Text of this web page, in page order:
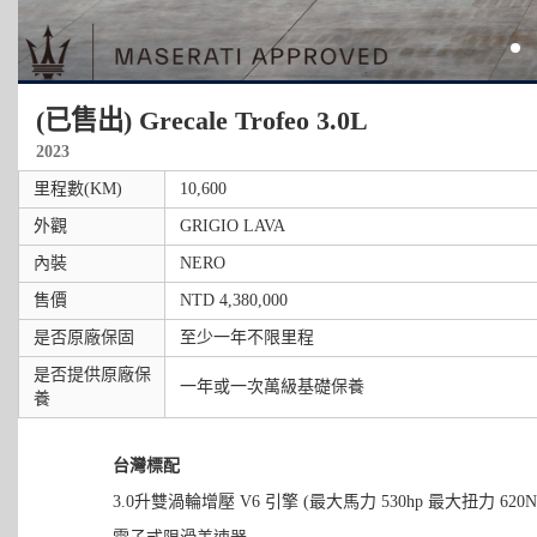
(已售出) Grecale Trofeo 3.0L​
2023
里程數(KM) 10,600
外觀 GRIGIO LAVA
內裝 NERO
售價 NTD 4,380,000
是否原廠保固 至少一年不限里程
是否提供原廠保
養
一年或一次萬級基礎保養
台灣標配
3.0升雙渦輪增壓 V6 引擎 (最大馬力 530hp 最大扭力